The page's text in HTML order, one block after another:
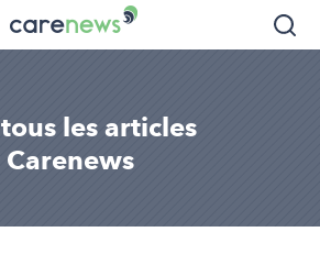
Carenews,
Le
acteurs
de
l'engagement
les articles